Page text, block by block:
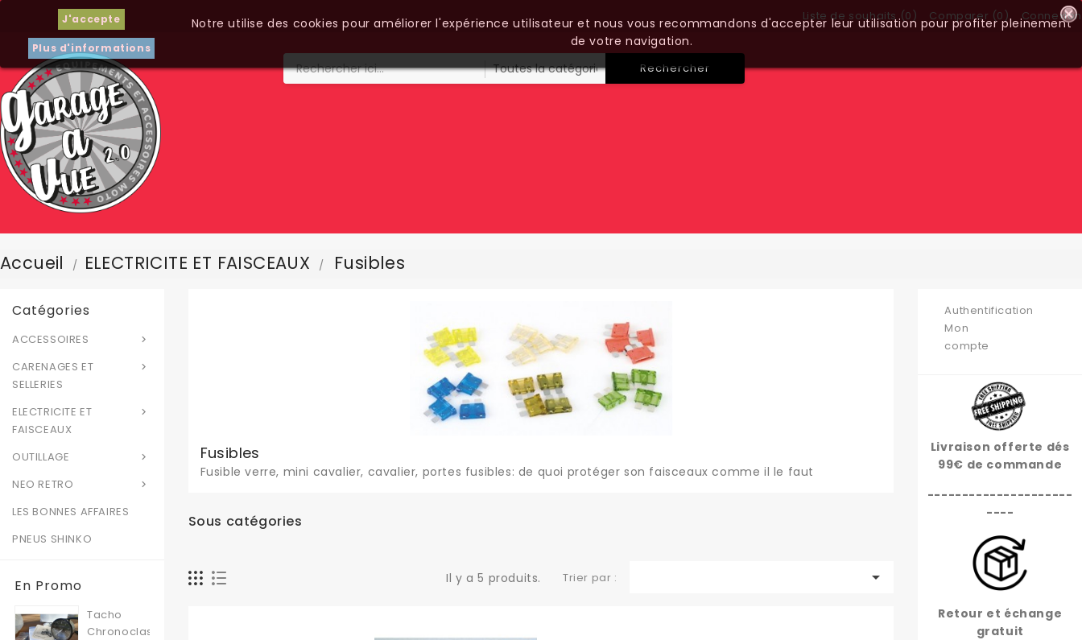
Connexion
Comparer (0)
Liste de souhaits (0)
Rechercher
J'accepte
Plus d'informations
Notre utilise des cookies pour améliorer l'expérience utilisateur et nous vous recommandons d'accepter leur utilisation pour profiter pleinement
de votre navigation.
Accueil ELECTRICITE ET FAISCEAUX Fusibles
Catégories

ACCESSOIRES

CARENAGES ET
SELLERIES

ELECTRICITE ET
FAISCEAUX

OUTILLAGE

NEO RETRO
LES BONNES AFFAIRES
PNEUS SHINKO
En Promo
Tacho
Chronoclassic
Fusibles
Fusible verre, mini cavalier, cavalier, portes fusibles: de quoi protéger son faisceaux comme il le faut
Sous catégories
Il y a 5 produits. Trier par : 
Authentification
Mon
compte
Livraison offerte dés
99€ de commande
---------------------
----
Retour et échange
gratuit